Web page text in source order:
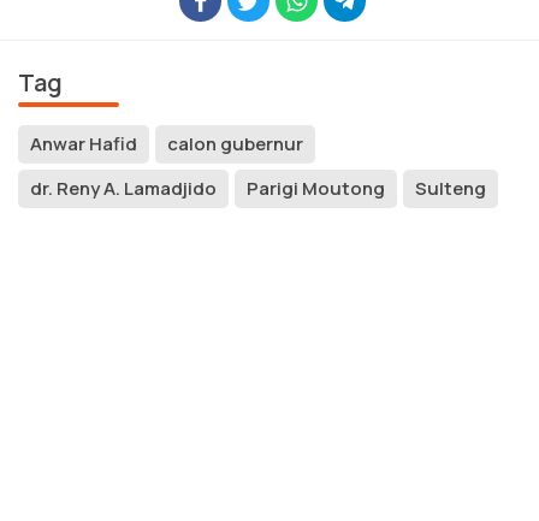
Tag
Anwar Hafid
calon gubernur
dr. Reny A. Lamadjido
Parigi Moutong Sulteng